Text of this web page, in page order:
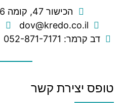
הכישור 47, קומה 6, משרד 28, חולון
dov@kredo.co.il
דב קרמר: 052-871-7171
טופס יצירת קשר